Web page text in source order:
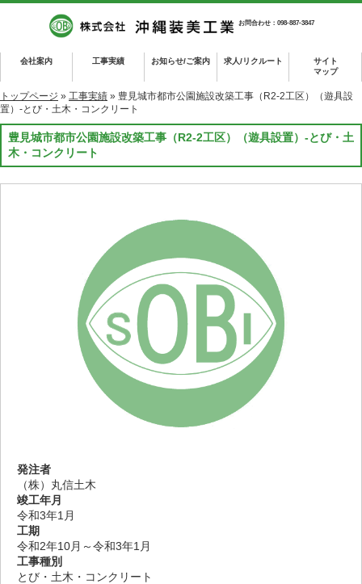
お問合わせ：098-887-3847
会社案内 工事実績 お知らせ/ご案内 求人/リクルート
サイト
マップ
トップページ » 工事実績 » 豊見城市都市公園施設改築工事（R2-2工区）（遊具設
置）-とび・土木・コンクリート
豊見城市都市公園施設改築工事（R2-2工区）（遊具設置）-とび・土
木・コンクリート
発注者
（株）丸信土木
竣工年月
令和3年1月
工期
令和2年10月～令和3年1月
工事種別
とび・土木・コンクリート